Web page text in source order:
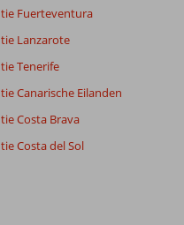
Fuerteventura
Lanzarote
Tenerife
Canarische Eilanden
Costa Brava
Costa del Sol